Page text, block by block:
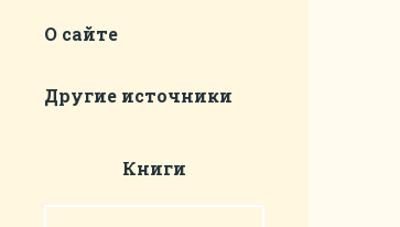
О сайте
Другие источники
Книги